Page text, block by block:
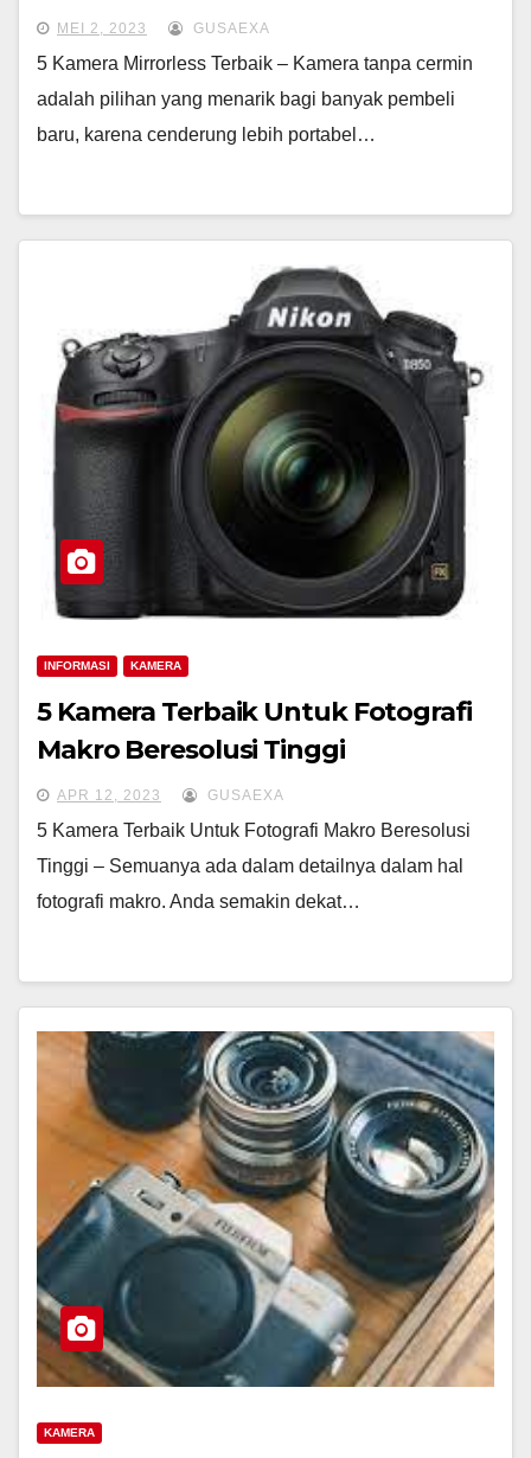
MEI 2, 2023 GUSAEXA
5 Kamera Mirrorless Terbaik – Kamera tanpa cermin
adalah pilihan yang menarik bagi banyak pembeli
baru, karena cenderung lebih portabel…
INFORMASI KAMERA
5 Kamera Terbaik Untuk Fotografi
Makro Beresolusi Tinggi
APR 12, 2023 GUSAEXA
5 Kamera Terbaik Untuk Fotografi Makro Beresolusi
Tinggi – Semuanya ada dalam detailnya dalam hal
fotografi makro. Anda semakin dekat…
KAMERA